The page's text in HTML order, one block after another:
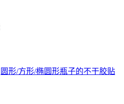
圆形/方形/椭圆形瓶子的不干胶贴